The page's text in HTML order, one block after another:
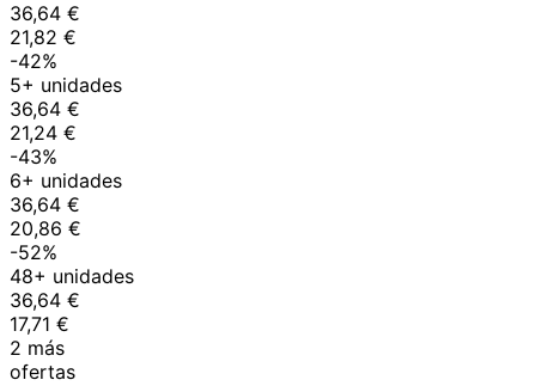
36,64 €
21,82 €
-42%
5+ unidades
36,64 €
21,24 €
-43%
6+ unidades
36,64 €
20,86 €
-52%
48+ unidades
36,64 €
17,71 €
2 más
ofertas